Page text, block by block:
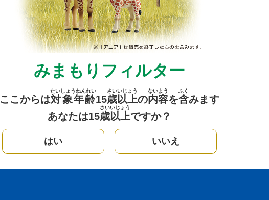
みまもりフィルター
ここからは対象年齢
たいしょうねんれい
15歳
さい
以上
いじょう
の内容
ないよう
を含
ふく
みます
あなたは15歳
さい
以上
いじょう
ですか？
はい いいえ